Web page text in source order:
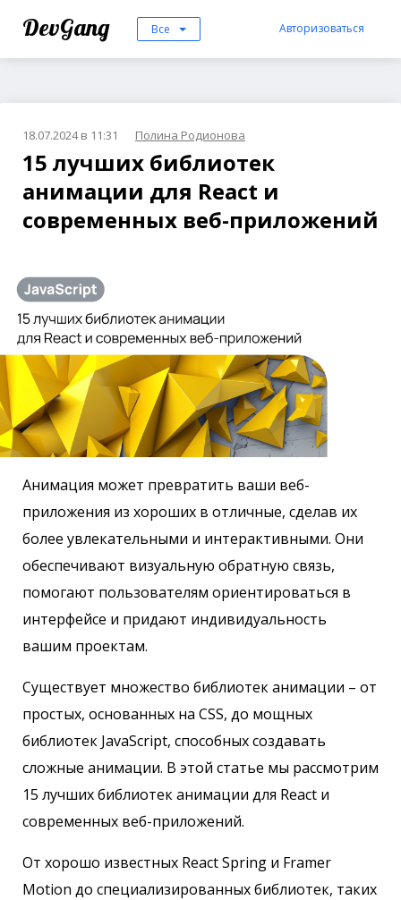
DevGang Все Авторизоваться
18.07.2024 в 11:31 Полина Родионова
15 лучших библиотек
анимации для React и
современных веб-приложений
Анимация может превратить ваши веб-
приложения из хороших в отличные, сделав их
более увлекательными и интерактивными. Они
обеспечивают визуальную обратную связь,
помогают пользователям ориентироваться в
интерфейсе и придают индивидуальность
вашим проектам.
Существует множество библиотек анимации – от
простых, основанных на CSS, до мощных
библиотек JavaScript, способных создавать
сложные анимации. В этой статье мы рассмотрим
15 лучших библиотек анимации для React и
современных веб-приложений.
От хорошо известных React Spring и Framer
Motion до специализированных библиотек, таких